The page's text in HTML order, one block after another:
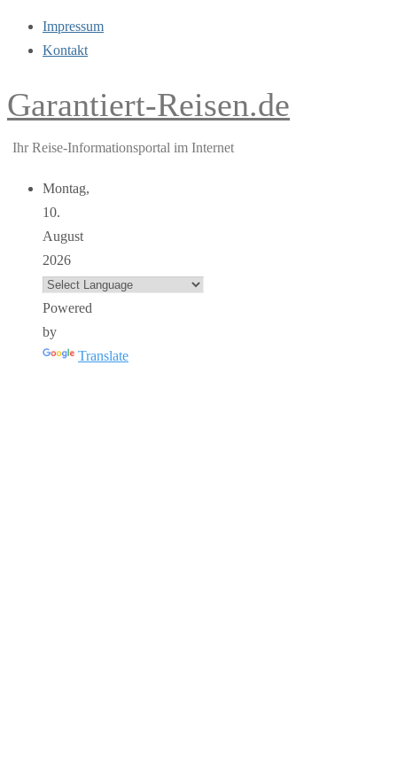
Impressum
Kontakt
Garantiert-Reisen.de
Ihr Reise-Informationsportal im Internet
Montag,
10.
August
2026
Powered
by
Translate